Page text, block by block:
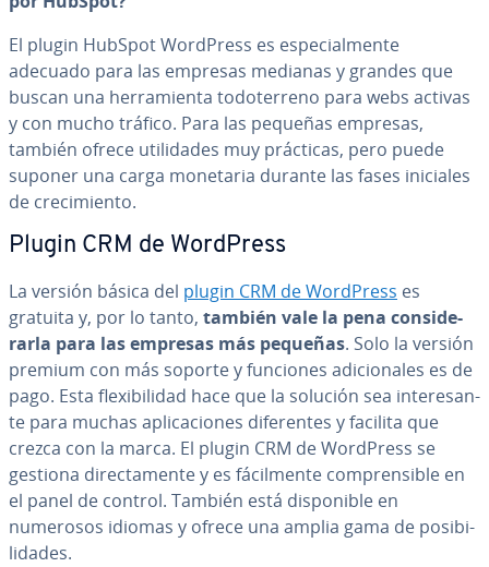
El plugin HubSpot WordPress es es­pe­cia­l­me­n­te
adecuado para las empresas medianas y grandes que
buscan una he­rra­mie­n­ta to­do­te­rreno para webs activas
y con mucho tráfico. Para las pequeñas empresas,
también ofrece uti­li­da­des muy prácticas, pero puede
suponer una carga monetaria durante las fases iniciales
de cre­ci­mie­n­to.
Plugin CRM de WordPress
La versión básica del plugin CRM de WordPress es
gratuita y, por lo tanto, también vale la pena co­n­si­de­
rar­la para las empresas más pequeñas. Solo la versión
premium con más soporte y funciones adi­cio­na­les es de
pago. Esta fle­xi­bi­li­dad hace que la solución sea in­te­re­sa­n­
te para muchas apli­ca­cio­nes di­fe­re­n­tes y facilita que
crezca con la marca. El plugin CRM de WordPress se
gestiona di­re­c­ta­me­n­te y es fá­ci­l­me­n­te co­m­pre­n­si­ble en
el panel de control. También está di­s­po­ni­ble en
numerosos idiomas y ofrece una amplia gama de po­si­bi­
li­da­des.